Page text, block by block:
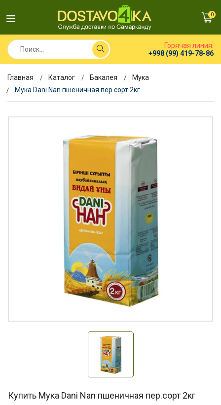
0
Горячая линия:
+998 (99) 419-78-86
Главная Каталог Бакалея
Мука
Мука Dani Nan пшеничная пер.сорт 2кг
Купить Мука Dani Nan пшеничная пер.сорт 2кг